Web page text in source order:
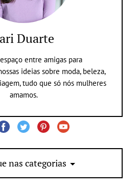
Duarte
entre amigas para
ideias sobre moda, beleza,
tudo que só nós mulheres
amamos.
nas categorias